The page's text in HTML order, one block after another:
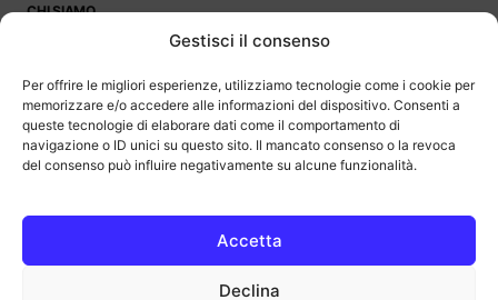
Gestisci il consenso
Per offrire le migliori esperienze, utilizziamo tecnologie come i cookie per
memorizzare e/o accedere alle informazioni del dispositivo. Consenti a
queste tecnologie di elaborare dati come il comportamento di
navigazione o ID unici su questo sito. Il mancato consenso o la revoca
del consenso può influire negativamente su alcune funzionalità.
Accetta
Declina
CHI SIAMO
OutOfBit
programma di affiliazione che consente ai siti di percepire una
commissione pubblicitaria pubblicizzando e fornendo link al sito
Amazon.it. Amazon e il logo Amazon sono marchi registrati di
Amazon.com, Inc. o delle sue affiliate.
COPYRIGHT © 2013-2025 OUTOFBIT P.IVA 04140830243, TUTTI I